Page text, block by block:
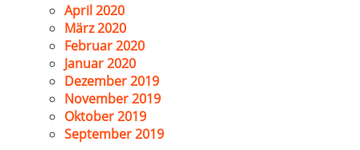
April 2020
März 2020
Februar 2020
Januar 2020
Dezember 2019
November 2019
Oktober 2019
September 2019